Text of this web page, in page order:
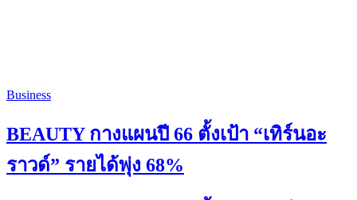
Business
BEAUTY กางแผนปี 66 ตั้งเป้า “เทิร์นอะ
ราวด์” รายได้พุ่ง 68%